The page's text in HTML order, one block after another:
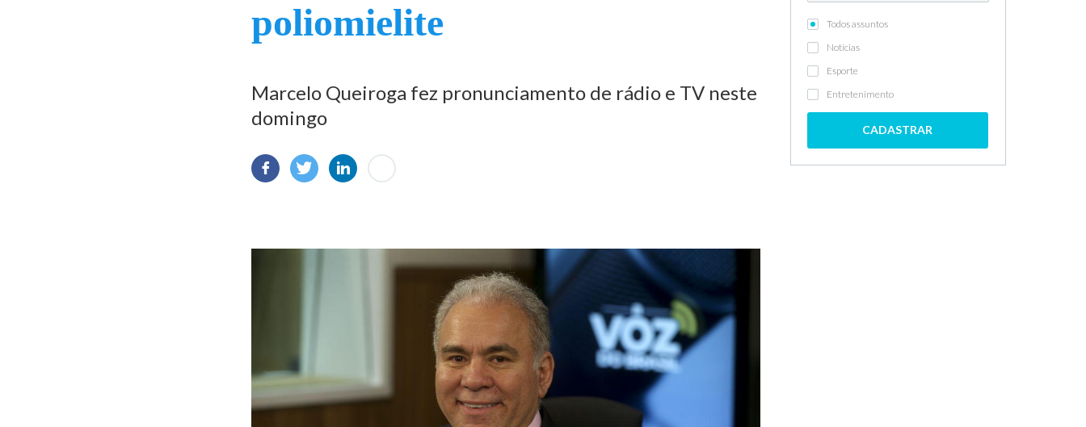
poliomielite
Marcelo Queiroga fez pronunciamento de rádio e TV neste
domingo
Todos assuntos
Notícias
Esporte
Entretenimento
CADASTRAR